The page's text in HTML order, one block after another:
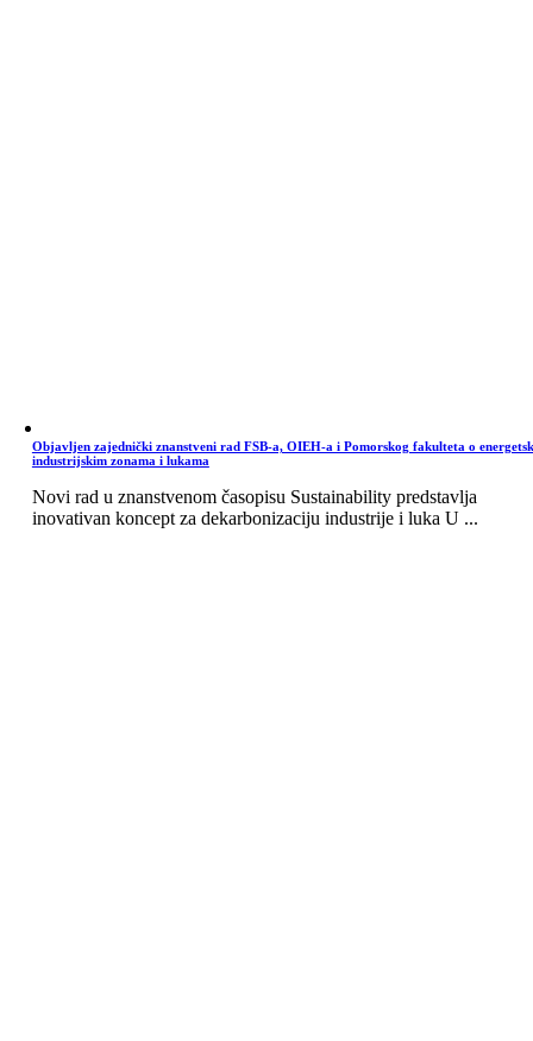
Objavljen zajednički znanstveni rad FSB-a, OIEH-a i Pomorskog fakulteta o
industrijskim zonama i lukama
Novi rad u znanstvenom časopisu Sustainability predstavlja
inovativan koncept za dekarbonizaciju industrije i luka U ...